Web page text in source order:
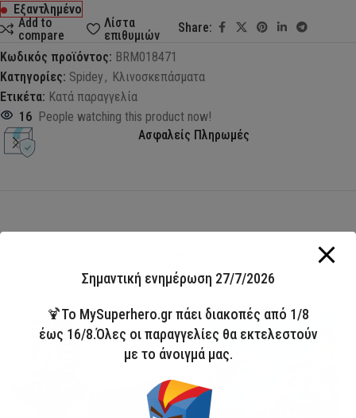
Εξαντλημένο
Add to
compare
Λίστα
επιθυμιών
Share:
Κωδικός προϊόντος: BRM018471
Κατηγορίες: Spidey , Κλινοσκεπάσματα
Ετικέτα: Κατά παραγγελία
16 People watching this product now!
Ασφαλείς Πληρωμές
ΜΑΓΙΟ 2026
Άμεσα διαθέσιμο
Σημαντική ενημέρωση 27/7/2026
🍹Το MySuperhero.gr πάει διακοπές από 1/8
έως 16/8.Όλες οι παραγγελίες θα εκτελεστούν
με το άνοιγμά μας.